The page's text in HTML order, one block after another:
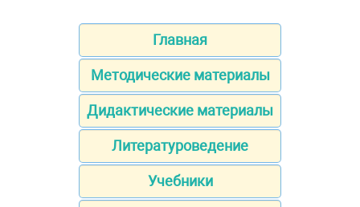
Главная
Методические материалы
Дидактические материалы
Литературоведение
Учебники